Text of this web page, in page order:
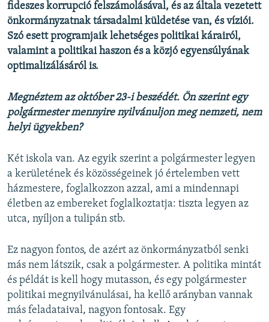
fideszes korrupció felszámolásával, és az általa vezetett
önkormányzatnak társadalmi küldetése van, és víziói.
Szó esett programjaik lehetséges politikai kárairól,
valamint a politikai haszon és a közjó egyensúlyának
optimalizálásáról is.
Megnéztem az október 23-i beszédét. Ön szerint egy
polgármester mennyire nyilvánuljon meg nemzeti, nem
helyi ügyekben?
Két iskola van. Az egyik szerint a polgármester legyen
a kerületének és közösségeinek jó értelemben vett
házmestere, foglalkozzon azzal, ami a mindennapi
életben az embereket foglalkoztatja: tiszta legyen az
utca, nyíljon a tulipán stb.
Ez nagyon fontos, de azért az önkormányzatból senki
más nem látszik, csak a polgármester. A politika mintát
és példát is kell hogy mutasson, és egy polgármester
politikai megnyilvánulásai, ha kellő arányban vannak
más feladataival, nagyon fontosak. Egy